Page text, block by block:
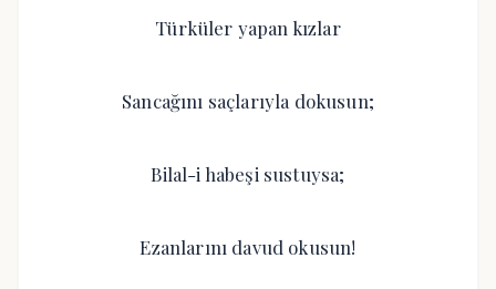
Türküler yapan kızlar
Sancağını saçlarıyla dokusun;
Bilal-i habeşi sustuysa;
Ezanlarını davud okusun!